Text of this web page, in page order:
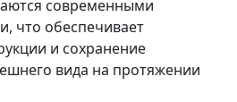
современными
что обеспечивает
и сохранение
вида на протяжении